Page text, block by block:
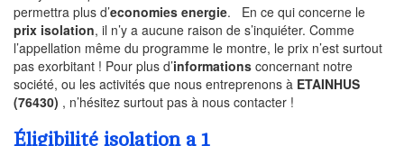
permettra plus d’economies energie. En ce qui concerne le
prix isolation, il n’y a aucune raison de s’inquiéter. Comme
l’appellation même du programme le montre, le prix n’est surtout
pas exorbitant ! Pour plus d’informations concernant notre
société, ou les activités que nous entreprenons à ETAINHUS
(76430) , n’hésitez surtout pas à nous contacter !
Éligibilité isolation a 1